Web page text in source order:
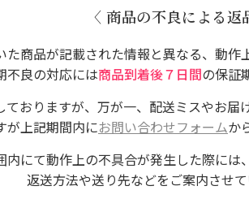
〈 商品の不良による返
た商品が記載された情報と異なる、動作
不良の対応には商品到着後７日間の保証
おりますが、万が一、配送ミスやお届
が上記期間内にお問い合わせフォームか
内にて動作上の不具合が発生した際には
返送方法や送り先などをご案内させて